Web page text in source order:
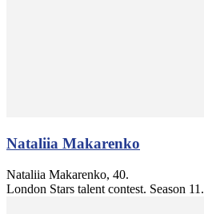
Nataliia Makarenko
Nataliia Makarenko, 40.
London Stars talent contest. Season 11.